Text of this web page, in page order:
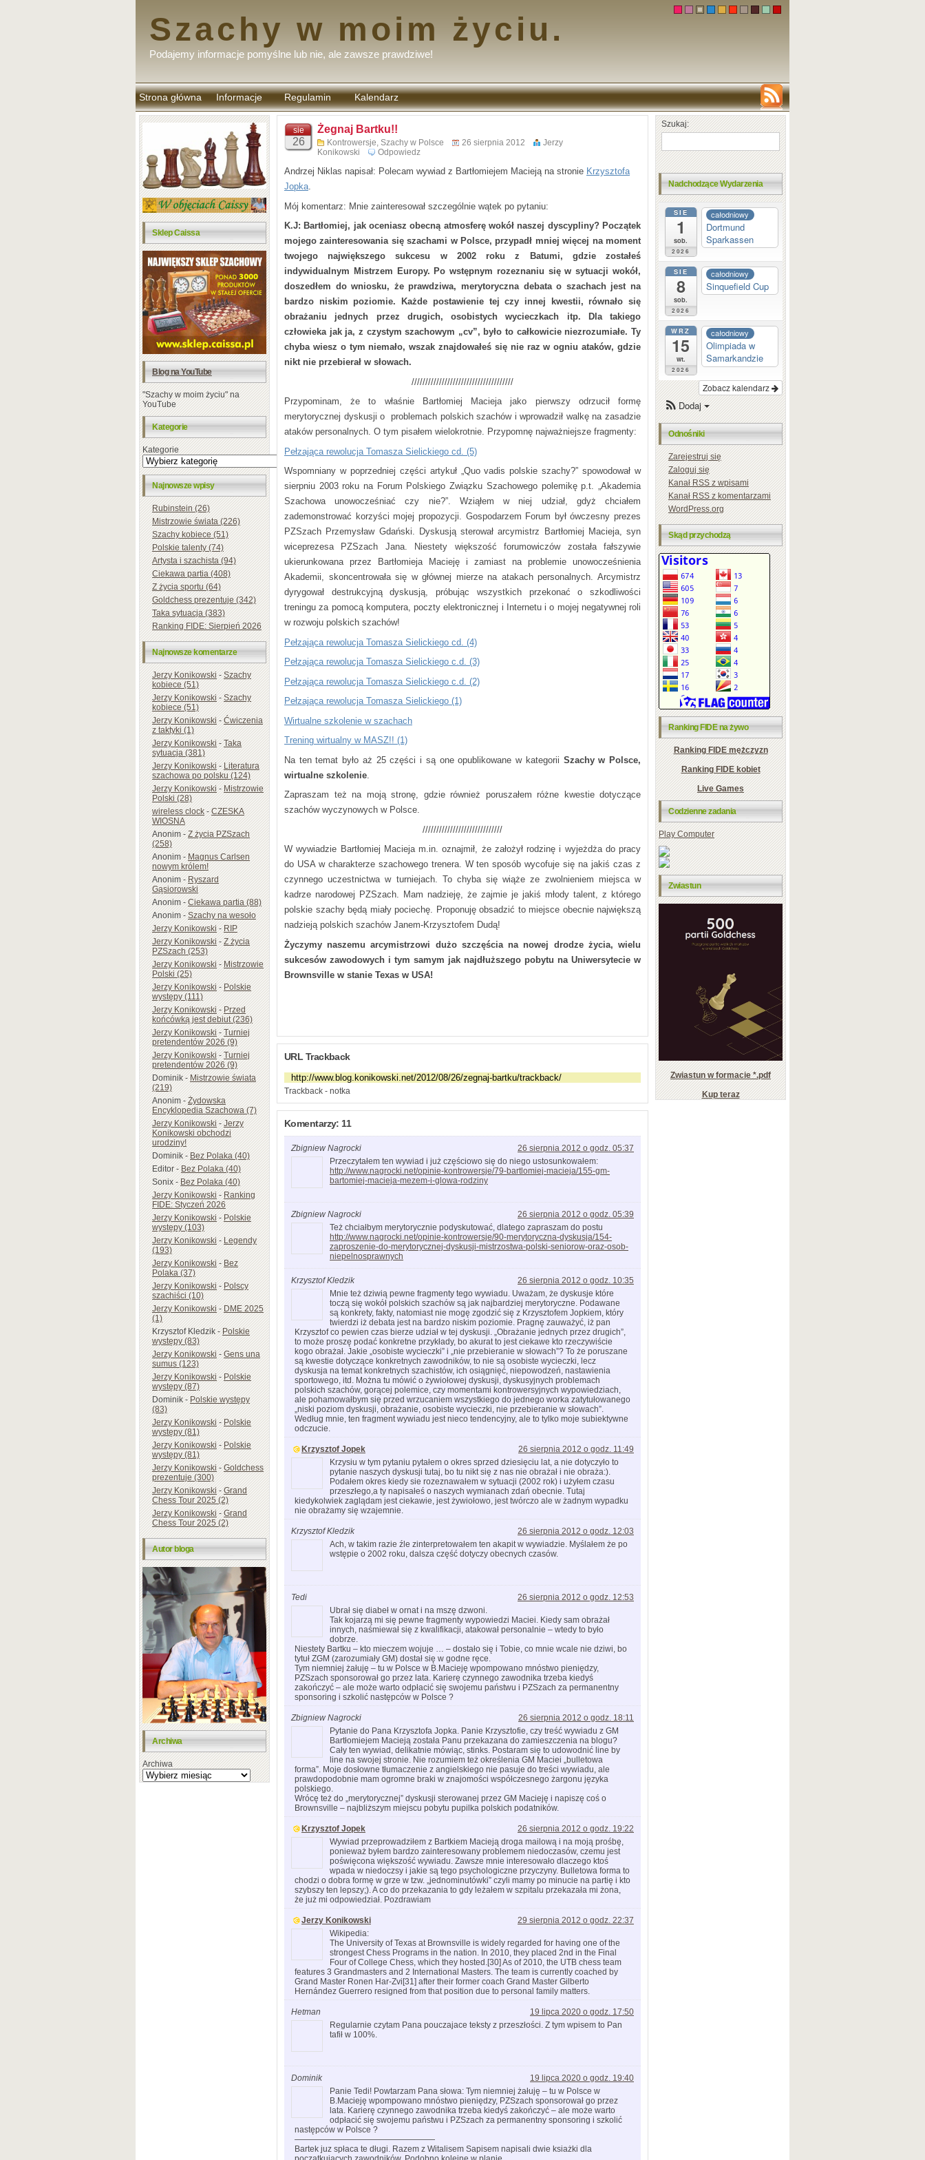
Szachy w moim życiu.
Podajemy informacje pomyślne lub nie, ale zawsze prawdziwe!
Strona główna Informacje Regulamin
komentarzy
Kalendarz
Sklep Caissa
Blog na YouTube
"Szachy w moim życiu" na
YouTube
Kategorie
Kategorie
Najnowsze wpisy
Rubinstein (26)
Mistrzowie świata (226)
Szachy kobiece (51)
Polskie talenty (74)
Artysta i szachista (94)
Ciekawa partia (408)
Z życia sportu (64)
Goldchess prezentuje (342)
Taka sytuacja (383)
Ranking FIDE: Sierpień 2026
Najnowsze komentarze
Jerzy Konikowski-Szachy
kobiece (51)
Jerzy Konikowski-Szachy
kobiece (51)
Jerzy Konikowski-Ćwiczenia
z taktyki (1)
Jerzy Konikowski-Taka
sytuacja (381)
Jerzy Konikowski-Literatura
szachowa po polsku (124)
Jerzy Konikowski-Mistrzowie
Polski (28)
wireless clock-CZESKA
WIOSNA
Anonim-Z życia PZSzach
(258)
Anonim-Magnus Carlsen
nowym królem!
Anonim-Ryszard
Gąsiorowski
Anonim-Ciekawa partia (88)
Anonim-Szachy na wesoło
Jerzy Konikowski-RIP
Jerzy Konikowski-Z życia
PZSzach (253)
Jerzy Konikowski-Mistrzowie
Polski (25)
Jerzy Konikowski-Polskie
występy (111)
Jerzy Konikowski-Przed
końcówką jest debiut (236)
Jerzy Konikowski-Turniej
pretendentów 2026 (9)
Jerzy Konikowski-Turniej
pretendentów 2026 (9)
Dominik-Mistrzowie świata
(219)
Anonim-Żydowska
Encyklopedia Szachowa (7)
Jerzy Konikowski-Jerzy
Konikowski obchodzi
urodziny!
Dominik-Bez Polaka (40)
Editor-Bez Polaka (40)
Sonix-Bez Polaka (40)
Jerzy Konikowski-Ranking
FIDE: Styczeń 2026
Jerzy Konikowski-Polskie
występy (103)
Jerzy Konikowski-Legendy
(193)
Jerzy Konikowski-Bez
Polaka (37)
Jerzy Konikowski-Polscy
szachiści (10)
Jerzy Konikowski-DME 2025
(1)
Krzysztof Kledzik-Polskie
występy (83)
Jerzy Konikowski-Gens una
sumus (123)
Jerzy Konikowski-Polskie
występy (87)
Dominik-Polskie występy
(83)
Jerzy Konikowski-Polskie
występy (81)
Jerzy Konikowski-Polskie
występy (81)
Jerzy Konikowski-Goldchess
prezentuje (300)
Jerzy Konikowski-Grand
Chess Tour 2025 (2)
Jerzy Konikowski-Grand
Chess Tour 2025 (2)
Autor bloga
Archiwa
Archiwa
sie
26
Żegnaj Bartku!!
Kontrowersje, Szachy w Polsce 26 sierpnia 2012
Jerzy
Konikowski
Odpowiedz
Andrzej Niklas napisał: Polecam wywiad z Bartłomiejem Macieją na stronie Krzysztofa
Jopka.
Mój komentarz: Mnie zainteresował szczególnie wątek po pytaniu:
K.J: Bartłomiej, jak oceniasz obecną atmosferę wokół naszej dyscypliny? Początek
mojego zainteresowania się szachami w Polsce, przypadł mniej więcej na moment
twojego największego sukcesu w 2002 roku z Batumi, gdzie zostałeś
indywidualnym Mistrzem Europy. Po wstępnym rozeznaniu się w sytuacji wokół,
doszedłem do wniosku, że prawdziwa, merytoryczna debata o szachach jest na
bardzo niskim poziomie. Każde postawienie tej czy innej kwestii, równało się
obrażaniu jednych przez drugich, osobistych wycieczkach itp. Dla takiego
człowieka jak ja, z czystym szachowym „cv”, było to całkowicie niezrozumiałe. Ty
chyba wiesz o tym niemało, wszak znajdowałeś się nie raz w ogniu ataków, gdzie
nikt nie przebierał w słowach.
/////////////////////////////////////
Przypominam, że to właśnie Bartłomiej Macieja jako pierwszy odrzucił formę
merytorycznej dyskusji o problemach polskich szachów i wprowadził walkę na zasadzie
ataków personalnych. O tym pisałem wielokrotnie. Przypomnę najważniejsze fragmenty:
Pełzająca rewolucja Tomasza Sielickiego cd. (5)
Wspomniany w poprzedniej części artykuł „Quo vadis polskie szachy?” spowodował w
sierpniu 2003 roku na Forum Polskiego Związku Szachowego polemikę p.t. „Akademia
Szachowa unowocześniać czy nie?”. Wziąłem w niej udział, gdyż chciałem
zademonstrować korzyści mojej propozycji. Gospodarzem Forum był ówczesny prezes
PZSzach Przemysław Gdański. Dyskusją sterował arcymistrz Bartłomiej Macieja, syn
wiceprezesa PZSzach Jana. Niestety większość forumowiczów została fałszywie
ukierunkowana przez Bartłomieja Macieję i zamiast na problemie unowocześnienia
Akademii, skoncentrowała się w głównej mierze na atakach personalnych. Arcymistrz
dyrygował destrukcyjną dyskusją, próbując wszystkich przekonać o szkodliwości
treningu za pomocą komputera, poczty elektronicznej i Internetu i o mojej negatywnej roli
w rozwoju polskich szachów!
Pełzająca rewolucja Tomasza Sielickiego cd. (4)
Pełzająca rewolucja Tomasza Sielickiego c.d. (3)
Pełzająca rewolucja Tomasza Sielickiego c.d. (2)
Pełzająca rewolucja Tomasza Sielickiego (1)
Wirtualne szkolenie w szachach
Trening wirtualny w MASZ!! (1)
Na ten temat było aż 25 części i są one opublikowane w kategorii Szachy w Polsce,
wirtualne szkolenie
Zapraszam też na moją stronę, gdzie również poruszałem różne kwestie dotyczące
szachów wyczynowych w Polsce.
/////////////////////////////
W wywiadzie Bartłomiej Macieja m.in. oznajmił, że założył rodzinę i wyjeżdża do pracy
do USA w charakterze szachowego trenera. W ten sposób wycofuje się na jakiś czas z
czynnego uczestnictwa w turniejach. To chyba się wiąże ze zwolnieniem miejsca w
kadrze narodowej PZSzach. Mam nadzieję, że zajmie je jakiś młody talent, z którego
polskie szachy będą miały pociechę. Proponuję obsadzić to miejsce obecnie największą
nadzieją polskich szachów Janem-Krzysztofem Dudą!
Życzymy naszemu arcymistrzowi dużo szczęścia na nowej drodze życia, wielu
sukcesów zawodowych i tym samym jak najdłuższego pobytu na Uniwersytecie w
Brownsville w stanie Texas w USA!
URL Trackback
Trackback - notka
Komentarzy: 11
Zbigniew Nagrocki
26 sierpnia 2012 o godz. 05:37
Przeczytałem ten wywiad i już częściowo się do niego ustosunkowałem:
http://www.nagrocki.net/opinie-kontrowersje/79-bartlomiej-macieja/155-gm-
bartomiej-macieja-mezem-i-glowa-rodziny
Zbigniew Nagrocki
26 sierpnia 2012 o godz. 05:39
Też chciałbym merytorycznie podyskutować, dlatego zapraszam do postu
http://www.nagrocki.net/opinie-kontrowersje/90-merytoryczna-dyskusja/154-
zaproszenie-do-merytorycznej-dyskusji-mistrzostwa-polski-seniorow-oraz-osob-
niepelnosprawnych
Krzysztof Kledzik
26 sierpnia 2012 o godz. 10:35
Mnie też dziwią pewne fragmenty tego wywiadu. Uważam, że dyskusje które
toczą się wokół polskich szachów są jak najbardziej merytoryczne. Podawane
są konkrety, fakty, natomiast nie mogę zgodzić się z Krzysztofem Jopkiem, który
twierdzi iż debata jest na bardzo niskim poziomie. Pragnę zauważyć, iż pan
Krzysztof co pewien czas bierze udział w tej dyskusji. „Obrażanie jednych przez drugich”,
to może proszę podać konkretne przykłady, bo akurat to jest ciekawe kto rzeczywiście
kogo obrażał. Jakie „osobiste wycieczki” i „nie przebieranie w słowach”? To że poruszane
są kwestie dotyczące konkretnych zawodników, to nie są osobiste wycieczki, lecz
dyskusja na temat konkretnych szachistów, ich osiągnięć, niepowodzeń, nastawienia
sportowego, itd. Można tu mówić o żywiołowej dyskusji, dyskusyjnych problemach
polskich szachów, gorącej polemice, czy momentami kontrowersyjnych wypowiedziach,
ale pohamowałbym się przed wrzucaniem wszystkiego do jednego worka zatytułowanego
„niski poziom dyskusji, obrażanie, osobiste wycieczki, nie przebieranie w słowach”.
Według mnie, ten fragment wywiadu jest nieco tendencyjny, ale to tylko moje subiektywne
odczucie.
Krzysztof Jopek
26 sierpnia 2012 o godz. 11:49
Krzysiu w tym pytaniu pytałem o okres sprzed dziesięciu lat, a nie dotyczyło to
pytanie naszych dyskusji tutaj, bo tu nikt się z nas nie obrażał i nie obraża:).
Podałem okres kiedy sie rozeznawałem w sytuacji (2002 rok) i użyłem czasu
przeszłego,a ty napisałeś o naszych wymianach zdań obecnie. Tutaj
kiedykolwiek zaglądam jest ciekawie, jest żywiołowo, jest twórczo ale w żadnym wypadku
nie obrażamy się wzajemnie.
Krzysztof Kledzik
26 sierpnia 2012 o godz. 12:03
Ach, w takim razie źle zinterpretowałem ten akapit w wywiadzie. Myślałem że po
wstępie o 2002 roku, dalsza część dotyczy obecnych czasów.
Tedi
26 sierpnia 2012 o godz. 12:53
Ubrał się diabeł w ornat i na mszę dzwoni.
Tak kojarzą mi się pewne fragmenty wypowiedzi Maciei. Kiedy sam obrażał
innych, naśmiewał się z kwalifikacji, atakował personalnie – wtedy to było
dobrze.
Niestety Bartku – kto mieczem wojuje … – dostało się i Tobie, co mnie wcale nie dziwi, bo
tytuł ZGM (zarozumiały GM) dostał się w godne ręce.
Tym niemniej żałuję – tu w Polsce w B.Macieję wpompowano mnóstwo pieniędzy,
PZSzach sponsorował go przez lata. Karierę czynnego zawodnika trzeba kiedyś
zakończyć – ale może warto odpłacić się swojemu państwu i PZSzach za permanentny
sponsoring i szkolić następców w Polsce ?
Zbigniew Nagrocki
26 sierpnia 2012 o godz. 18:11
Pytanie do Pana Krzysztofa Jopka. Panie Krzysztofie, czy treść wywiadu z GM
Bartłomiejem Macieją została Panu przekazana do zamieszczenia na blogu?
Cały ten wywiad, delikatnie mówiąc, stinks. Postaram się to udowodnić line by
line na swojej stronie. Nie rozumiem też określenia GM Maciei „bulletowa
forma”. Moje dosłowne tłumaczenie z angielskiego nie pasuje do treści wywiadu, ale
prawdopodobnie mam ogromne braki w znajomości współczesnego żargonu języka
polskiego.
Wrócę też do „merytorycznej” dyskusji sterowanej przez GM Macieję i napiszę coś o
Brownsville – najbliższym miejscu pobytu pupilka polskich podatników.
Krzysztof Jopek
26 sierpnia 2012 o godz. 19:22
Wywiad przeprowadziłem z Bartkiem Macieją droga mailową i na moją prośbę,
ponieważ byłem bardzo zainteresowany problemem niedoczasów, czemu jest
poświęcona większość wywiadu. Zawsze mnie interesowało dlaczego ktoś
wpada w niedoczsy i jakie są tego psychologiczne przyczyny. Bulletowa forma to
chodzi o dobra formę w grze w tzw. „jednominutówki” czyli mamy po minucie na partię i kto
szybszy ten lepszy;). A co do przekazania to gdy leżałem w szpitalu przekazała mi żona,
że już mi odpowiedział. Pozdrawiam
Jerzy Konikowski
29 sierpnia 2012 o godz. 22:37
Wikipedia:
The University of Texas at Brownsville is widely regarded for having one of the
strongest Chess Programs in the nation. In 2010, they placed 2nd in the Final
Four of College Chess, which they hosted.[30] As of 2010, the UTB chess team
features 3 Grandmasters and 2 International Masters. The team is currently coached by
Grand Master Ronen Har-Zvi[31] after their former coach Grand Master Gilberto
Hernández Guerrero resigned from that position due to personal family matters.
Hetman
19 lipca 2020 o godz. 17:50
Regularnie czytam Pana pouczajace teksty z przeszłości. Z tym wpisem to Pan
tafił w 100%.
Dominik
19 lipca 2020 o godz. 19:40
Panie Tedi! Powtarzam Pana słowa: Tym niemniej żałuję – tu w Polsce w
B.Macieję wpompowano mnóstwo pieniędzy, PZSzach sponsorował go przez
lata. Karierę czynnego zawodnika trzeba kiedyś zakończyć – ale może warto
odpłacić się swojemu państwu i PZSzach za permanentny sponsoring i szkolić
następców w Polsce ?
—————————————————
Bartek juz spłaca te długi. Razem z Witalisem Sapisem napisali dwie ksiażki dla
Szukaj:
Nadchodzące Wydarzenia
SIE
1
sob.
2026
całodniowy
Dortmund
Sparkassen
SIE
8
sob.
2026
całodniowy
Sinquefield Cup
WRZ
15
wt.
2026
całodniowy
Olimpiada w
Samarkandzie
Zobacz kalendarz
Dodaj
Odnośniki
Zarejestruj się
Zaloguj się
KanałRSSz wpisami
KanałRSSz komentarzami
WordPress.org
Skąd przychodzą
Ranking FIDE na żywo
Ranking FIDE mężczyzn
Ranking FIDE kobiet
Live Games
Codzienne zadania
Play Computer
Zwiastun
Zwiastun w formacie *.pdf
Kup teraz